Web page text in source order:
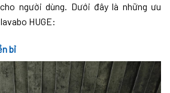
người dùng. Dưới đây là những ưu
HUGE:
bỉ